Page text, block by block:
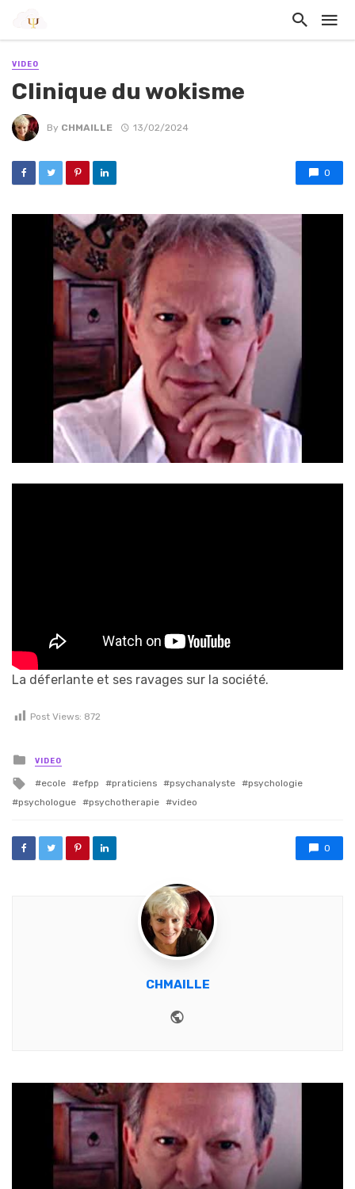
VIDEO
Clinique du wokisme
By CHMAILLE 13/02/2024
0
La déferlante et ses ravages sur la société.
Post Views: 872
Posted in
VIDEO
Tagged with
ecole efpp praticiens psychanalyste
psychologie
psychologue
psychotherapie video
0
CHMAILLE